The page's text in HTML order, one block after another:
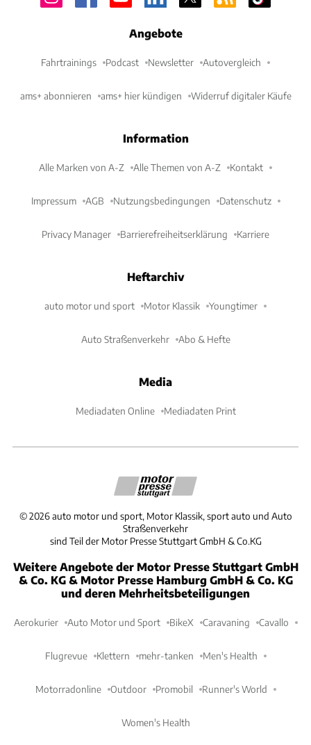
Angebote
Fahrtrainings Podcast Newsletter Autovergleich
ams+ abonnieren ams+ hier kündigen Widerruf digitaler Käufe
Information
Alle Marken von A-Z Alle Themen von A-Z Kontakt
Impressum AGB Nutzungsbedingungen Datenschutz
Privacy Manager Barrierefreiheitserklärung Karriere
Heftarchiv
auto motor und sport Motor Klassik Youngtimer
Auto Straßenverkehr Abo & Hefte
Media
Mediadaten Online Mediadaten Print
©2026 auto motor und sport, Motor Klassik, sport auto und Auto
Straßenverkehr
sind Teil der Motor Presse Stuttgart GmbH & Co.KG
Weitere Angebote der Motor Presse Stuttgart GmbH
& Co. KG & Motor Presse Hamburg GmbH & Co. KG
und deren Mehrheitsbeteiligungen
Aerokurier Auto Motor und Sport BikeX Caravaning Cavallo
Flugrevue Klettern mehr-tanken Men's Health
Motorradonline Outdoor Promobil Runner's World
Women's Health